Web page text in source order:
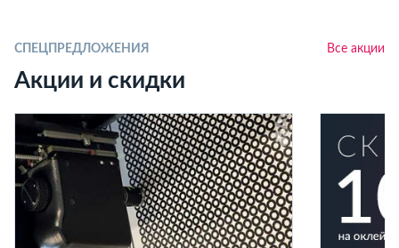
СПЕЦПРЕДЛОЖЕНИЯ Все акции
Акции и скидки